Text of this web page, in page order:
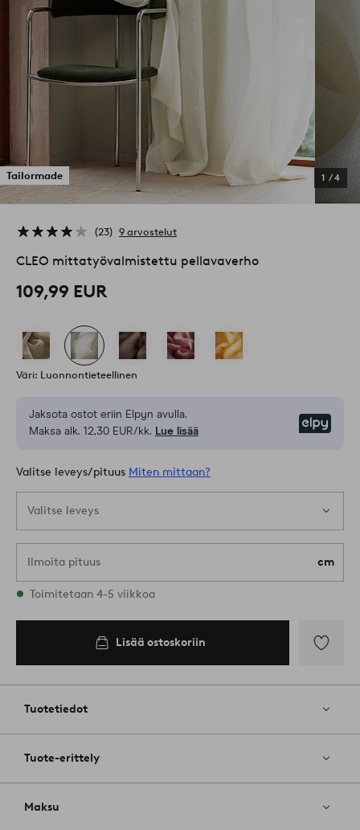
Tailormade 1 /4
23 9 arvostelut
CLEO mittatyövalmistettu pellavaverho
109,99 EUR
Väri: Luonnontieteellinen
Jaksota ostot eriin Elpyn avulla.
Maksa alk. 12,30 EUR/kk. Lue lisää
Valitse leveys/pituus Miten mittaan?
Valitse leveys
Ilmoita pituus cm
Varastossa on kaikkia kokoja
Toimitetaan 4-5 viikkoa
Lisää Lisää ostoskoriin
Tuotetiedot
Tuote-erittely
Maksu